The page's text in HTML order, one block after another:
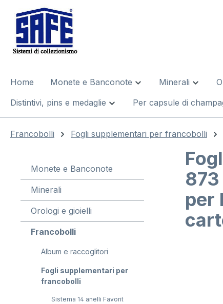
Passa alla navigazione principale
Home Monete e Banconote Minerali
Distintivi, pins e medaglie
Per capsule di
Francobolli Fogli supplementari per francobolli
Monete e Banconote
Minerali
Orologi e gioielli
Francobolli
Album e raccoglitori
Fogli supplementari per
francobolli
Sistema 14 anelli Favorit
per